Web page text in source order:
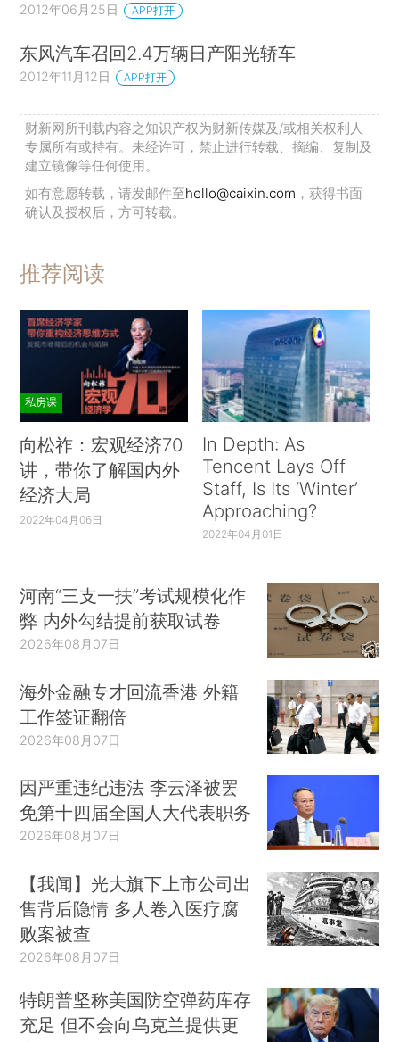
2012年06月25日 APP打开
东风汽车召回2.4万辆日产阳光轿车
2012年11月12日 APP打开
财新网所刊载内容之知识产权为财新传媒及/或相关权利人
专属所有或持有。未经许可，禁止进行转载、摘编、复制及
建立镜像等任何使用。
如有意愿转载，请发邮件至hello@caixin.com ，获得书面
确认及授权后，方可转载。
推荐阅读
私房课
向松祚：宏观经济70
讲，带你了解国内外
经济大局
2022年04月06日
In Depth: As
Tencent Lays Off
Staff, Is Its ‘Winter’
Approaching?
2022年04月01日
河南“三支一扶”考试规模化作
弊 内外勾结提前获取试卷
2026年08月07日
海外金融专才回流香港 外籍
工作签证翻倍
2026年08月07日
因严重违纪违法 李云泽被罢
免第十四届全国人大代表职务
2026年08月07日
【我闻】光大旗下上市公司出
售背后隐情 多人卷入医疗腐
败案被查
2026年08月07日
特朗普坚称美国防空弹药库存
充足 但不会向乌克兰提供更